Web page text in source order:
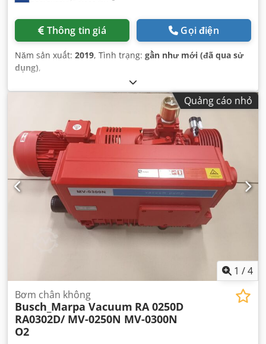
Thông tin giá Gọi điện
Năm sản xuất: 2019, Tình trạng: gần như mới (đã qua sử
dụng),
Quảng cáo nhỏ
1 /4
Bơm chân không
Busch_Marpa Vacuum RA 0250D
RA0302D/ MV-0250N MV-0300N
O2